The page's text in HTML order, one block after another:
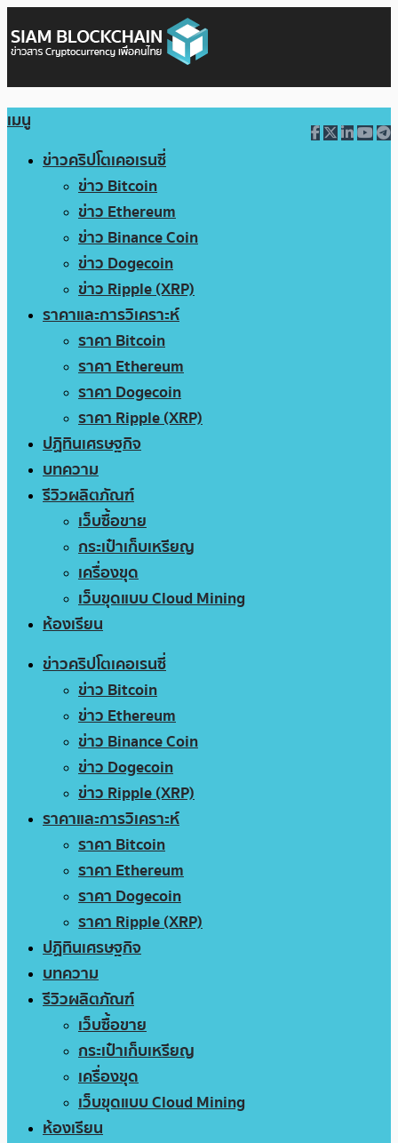
เมนู
ข่าวคริปโตเคอเรนซี่
ข่าว Bitcoin
ข่าว Ethereum
ข่าว Binance Coin
ข่าว Dogecoin
ข่าว Ripple (XRP)
ราคาและการวิเคราะห์
ราคา Bitcoin
ราคา Ethereum
ราคา Dogecoin
ราคา Ripple (XRP)
ปฏิทินเศรษฐกิจ
บทความ
รีวิวผลิตภัณฑ์
เว็บซื้อขาย
กระเป๋าเก็บเหรียญ
เครื่องขุด
เว็บขุดแบบ Cloud Mining
ห้องเรียน
ข่าวคริปโตเคอเรนซี่
ข่าว Bitcoin
ข่าว Ethereum
ข่าว Binance Coin
ข่าว Dogecoin
ข่าว Ripple (XRP)
ราคาและการวิเคราะห์
ราคา Bitcoin
ราคา Ethereum
ราคา Dogecoin
ราคา Ripple (XRP)
ปฏิทินเศรษฐกิจ
บทความ
รีวิวผลิตภัณฑ์
เว็บซื้อขาย
กระเป๋าเก็บเหรียญ
เครื่องขุด
เว็บขุดแบบ Cloud Mining
ห้องเรียน